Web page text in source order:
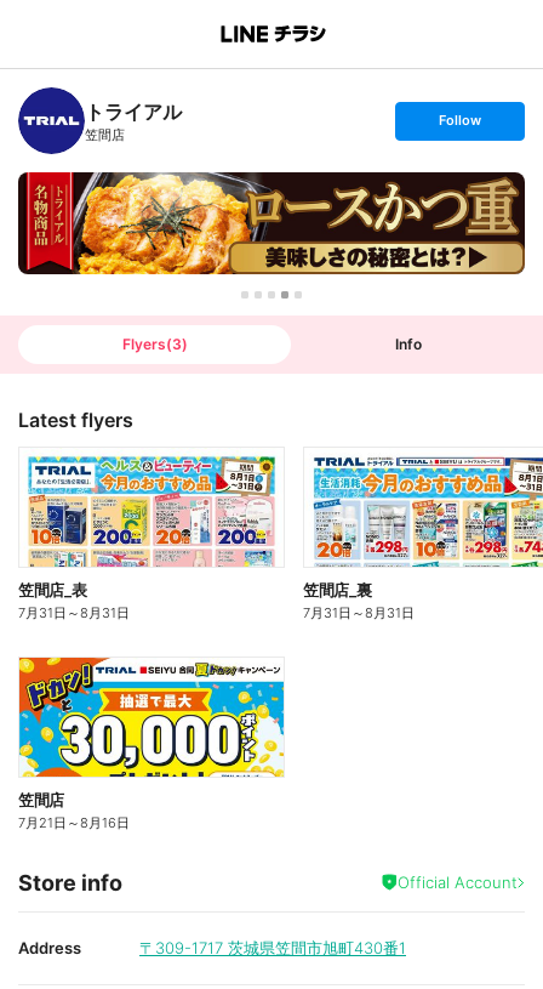
B
n
c
h
T
トライアル
笠間店
s
t
o
l
w
Follow
Flyers(3) Info
Latest flyers
笠間店_表
7月31日 ～8月31日
笠間店_裏
7月31日 ～8月31日
笠間店
7月21日 ～8月16日
Store info Official Account
Address 〒309-1717 茨城県笠間市旭町430番1